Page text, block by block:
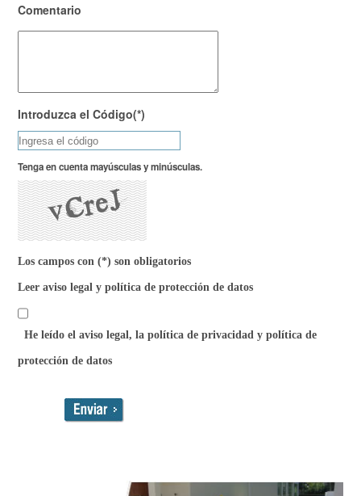
Comentario
Introduzca el Código(*)
Tenga en cuenta mayúsculas y minúsculas.
Los campos con (*) son obligatorios
Leer aviso legal y política de protección de datos
He leído el aviso legal, la política de privacidad y política de
protección de datos